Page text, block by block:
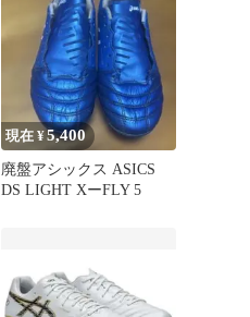
現在 ¥5,400
廃盤アシックス ASICS
DS LIGHT XーFLY 5